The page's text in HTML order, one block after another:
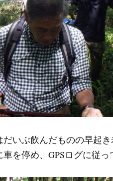
だいぶ飲んだものの早起
を停め、GPSログに従っ